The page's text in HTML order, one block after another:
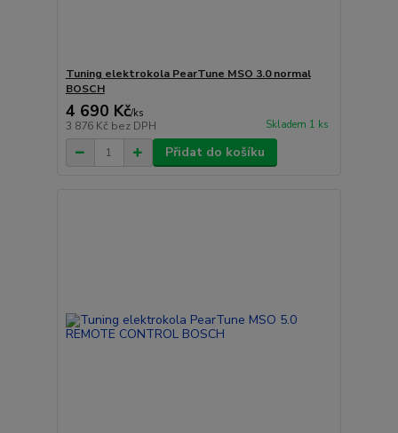
Tuning elektrokola PearTune MSO 3.0 normal
BOSCH
4 690 Kč/ks
3 876 Kč bez DPH Skladem 1 ks
Přidat do košíku